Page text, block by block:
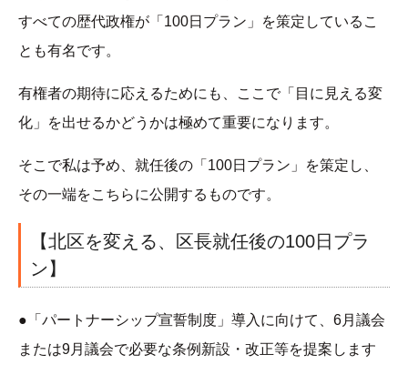
すべての歴代政権が「100日プラン」を策定しているこ
とも有名です。
有権者の期待に応えるためにも、ここで「目に見える変
化」を出せるかどうかは極めて重要になります。
そこで私は予め、就任後の「100日プラン」を策定し、
その一端をこちらに公開するものです。
【北区を変える、区長就任後の100日プラ
ン】
●「パートナーシップ宣誓制度」導入に向けて、6月議会
または9月議会で必要な条例新設・改正等を提案します